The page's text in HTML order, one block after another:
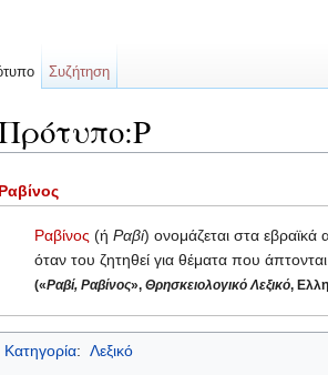
Ραβίνος
Ραβίνος (ήΡαβί) ονομάζεται στα
όταν του ζητηθεί για θέματα που
(«Ραβί, Ραβίνος»,Θρησκειολογικό Λεξικό,
Κατηγορία: Λεξικό
Συζήτηση